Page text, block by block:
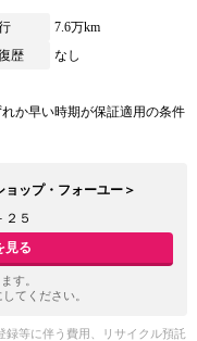
7.6万km
歴
なし
か早い時期が保証適用の条件
ップ・フォーユー＞
２５
見る
す。
てください。
等に伴う費用、リサイクル預託